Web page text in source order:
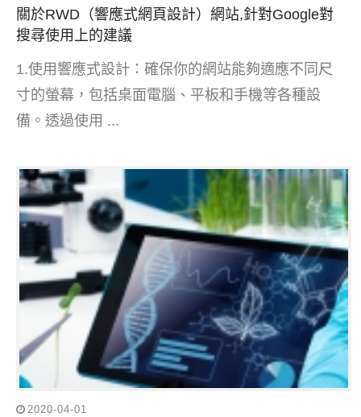
關於RWD（響應式網頁設計）網站,針對Google對
搜尋使用上的建議
1.使用響應式設計：確保你的網站能夠適應不同尺
寸的螢幕，包括桌面電腦、平板和手機等各種設
備。透過使用 ...
2020-04-01